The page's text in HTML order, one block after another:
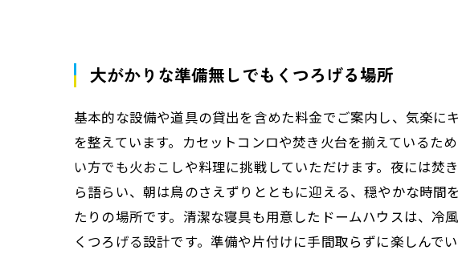
大がかりな準備無しでもくつろげる場所
基本的な設備や道具の貸出を含めた料金でご案内し、気楽に
を整えています。カセットコンロや焚き火台を揃えているた
い方でも火おこしや料理に挑戦していただけます。夜には焚
ら語らい、朝は鳥のさえずりとともに迎える、穏やかな時間
たりの場所です。清潔な寝具も用意したドームハウスは、冷
くつろげる設計です。準備や片付けに手間取らずに楽しんで